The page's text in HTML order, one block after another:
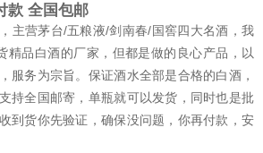
款 全国包邮
主营茅台/五粮液/剑南春/国窖四大名酒，我
精品白酒的厂家，但都是做的良心产品，以
服务为宗旨。保证酒水全部是合格的白酒，
持全国邮寄，单瓶就可以发货，同时也是批
到货你先验证，确保没问题，你再付款，安